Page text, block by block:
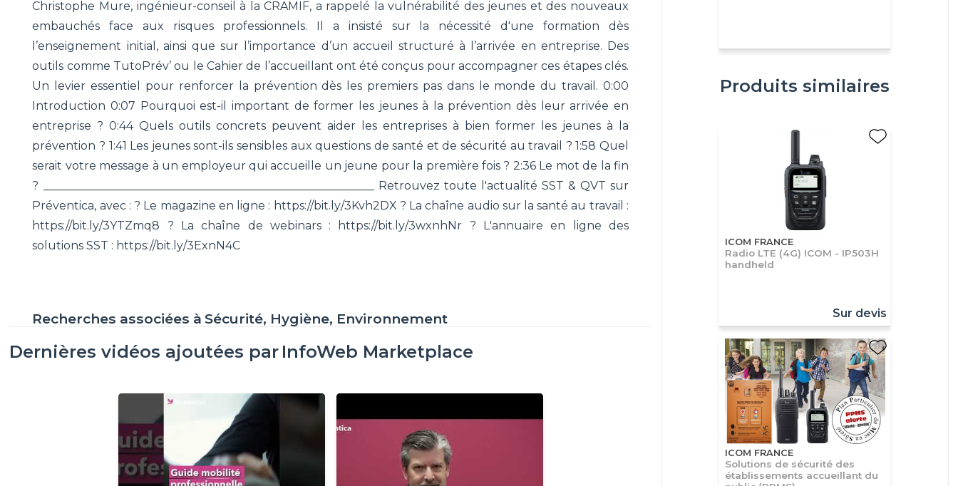
Christophe Mure, ingénieur-conseil à la CRAMIF, a rappelé la vulnérabilité des jeunes et des nouveaux
embauchés face aux risques professionnels. Il a insisté sur la nécessité d'une formation dès
l’enseignement initial, ainsi que sur l’importance d’un accueil structuré à l’arrivée en entreprise. Des
outils comme TutoPrév’ ou le Cahier de l’accueillant ont été conçus pour accompagner ces étapes clés.
Un levier essentiel pour renforcer la prévention dès les premiers pas dans le monde du travail. 0:00
Introduction 0:07 Pourquoi est-il important de former les jeunes à la prévention dès leur arrivée en
entreprise ? 0:44 Quels outils concrets peuvent aider les entreprises à bien former les jeunes à la
prévention ? 1:41 Les jeunes sont-ils sensibles aux questions de santé et de sécurité au travail ? 1:58 Quel
serait votre message à un employeur qui accueille un jeune pour la première fois ? 2:36 Le mot de la fin
? __________________________________________________________ Retrouvez toute l'actualité SST & QVT sur
Préventica, avec : ? Le magazine en ligne : https://bit.ly/3Kvh2DX ? La chaîne audio sur la santé au travail :
https://bit.ly/3YTZmq8 ? La chaîne de webinars : https://bit.ly/3wxnhNr ? L'annuaire en ligne des
solutions SST : https://bit.ly/3ExnN4C
Recherches associées à Sécurité, Hygiène, Environnement
Dernières vidéos ajoutées par InfoWeb Marketplace
Produits similaires
ICOM FRANCE
Radio LTE (4G) ICOM - IP503H
handheld
Sur devis
ICOM FRANCE
Solutions de sécurité des
établissements accueillant du